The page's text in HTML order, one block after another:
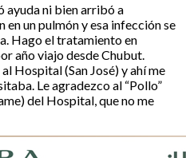
ayuda ni bien arribó a
en un pulmón y esa infección se
Hago el tratamiento en
año viajo desde Chubut.
Hospital (San José) y ahí me
Le agradezco al “Pollo”
del Hospital, que no me